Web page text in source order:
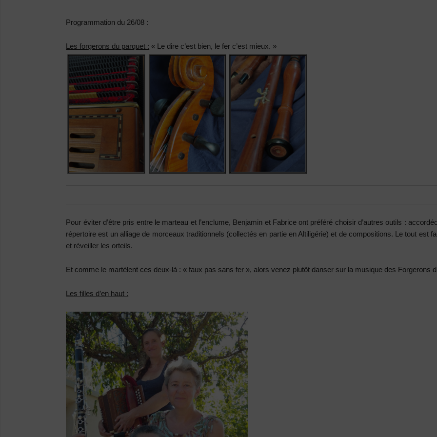
Programmation du 26/08 :
Les forgerons du parquet : « Le dire c’est bien, le fer c’est mieux. »
Pour éviter d’être pris entre le marteau et l’enclume, Benjamin et Fabrice ont préféré choisir d’autres outils :
répertoire est un alliage de morceaux traditionnels (collectés en partie en Altiligérie) et de compositions. Le tout est
et réveiller les orteils.
Et comme le martèlent ces deux-là : « faux pas sans fer », alors venez plutôt danser sur la musique des Forgerons
Les filles d’en haut :